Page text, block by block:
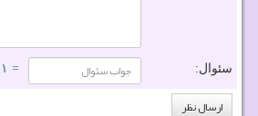
سئوال: = ۱ بعلاوه ۳